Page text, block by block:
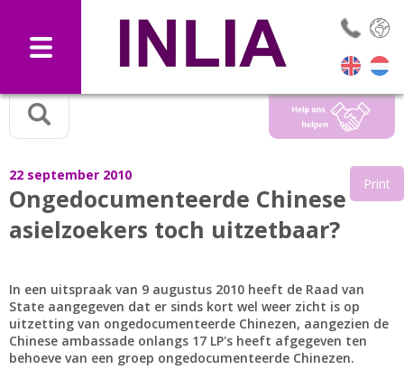
22 september 2010
Ongedocumenteerde Chinese
asielzoekers toch uitzetbaar?
Print
In een uitspraak van 9 augustus 2010 heeft de Raad van
State aangegeven dat er sinds kort wel weer zicht is op
uitzetting van ongedocumenteerde Chinezen, aangezien de
Chinese ambassade onlangs 17 LP's heeft afgegeven ten
behoeve van een groep ongedocumenteerde Chinezen.